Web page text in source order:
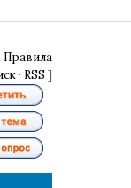
Правила
· RSS ]